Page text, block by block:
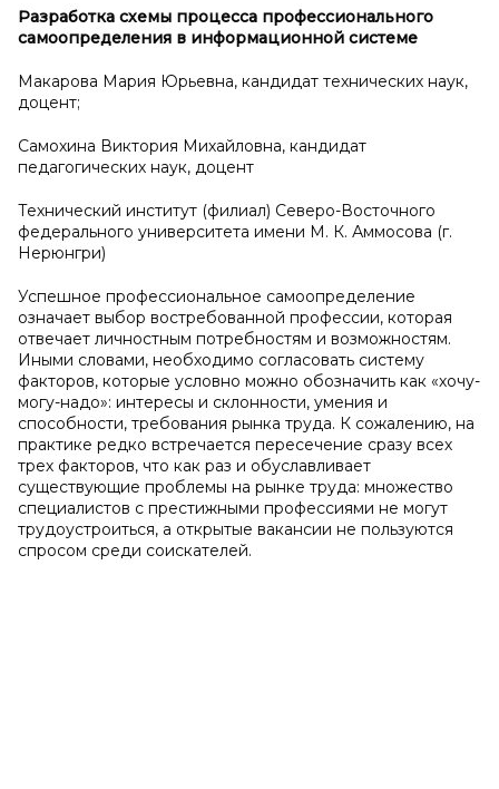
Разработка схемы процесса профессионального
самоопределения в информационной системе
Макарова Мария Юрьевна, кандидат технических наук,
доцент;
Самохина Виктория Михайловна, кандидат
педагогических наук, доцент
Технический институт (филиал) Северо-Восточного
федерального университета имени М. К. Аммосова (г.
Нерюнгри)
Успешное профессиональное самоопределение
означает выбор востребованной профессии, которая
отвечает личностным потребностям и возможностям.
Иными словами, необходимо согласовать систему
факторов, которые условно можно обозначить как «хочу-
могу-надо»: интересы и склонности, умения и
способности, требования рынка труда. К сожалению, на
практике редко встречается пересечение сразу всех
трех факторов, что как раз и обуславливает
существующие проблемы на рынке труда: множество
специалистов с престижными профессиями не могут
трудоустроиться, а открытые вакансии не пользуются
спросом среди соискателей.